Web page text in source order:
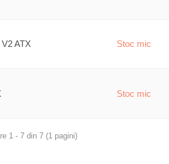
ATX Stoc mic
Stoc mic
1 - 7 din 7 (1 pagini)